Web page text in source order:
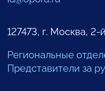
127473, г. Москва,
Региональные
Представители за